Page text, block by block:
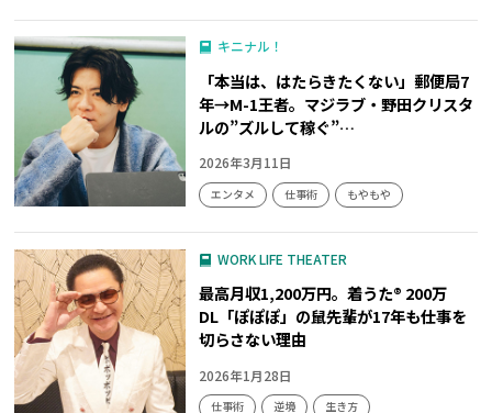
キニナル！
「本当は、はたらきたくない」郵便局7
年→M-1王者。マジラブ・野田クリスタ
ルの”ズルして稼ぐ”…
2026年3月11日
エンタメ 仕事術 もやもや
WORK LIFE THEATER
最高月収1,200万円。着うた® 200万
DL「ぽぽぽ」の鼠先輩が17年も仕事を
切らさない理由
2026年1月28日
仕事術 逆境 生き方